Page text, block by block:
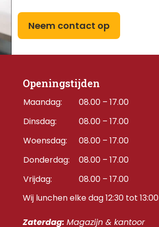
Neem contact op
Openingstijden
Maandag:
08.00 – 17.00
Dinsdag:
08.00 – 17.00
Woensdag:
08.00 – 17.00
Donderdag: 08.00 – 17.00
Vrijdag:
08.00 – 17.00
Wij lunchen elke dag 12:30 tot 13:00
Zaterdag: Magazijn & kantoor